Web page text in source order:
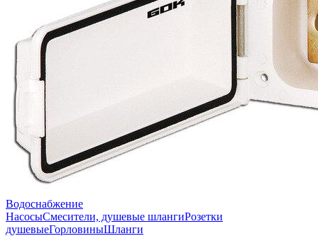
Водоснабжение
НасосыСмесители, душевые шлангиРозетки
душевыеГорловиныШланги